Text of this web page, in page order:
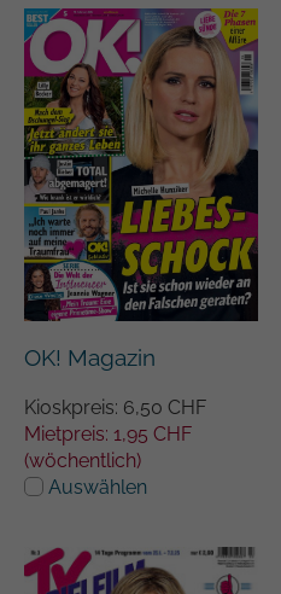
OK! Magazin
Kioskpreis: 6,50 CHF
Mietpreis: 1,95 CHF
(wöchentlich)
Auswählen